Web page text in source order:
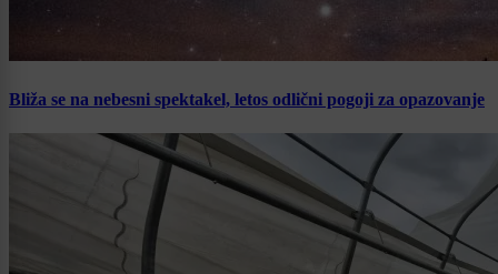
Bliža se na nebesni spektakel, letos odlični pogoji za opazovanje